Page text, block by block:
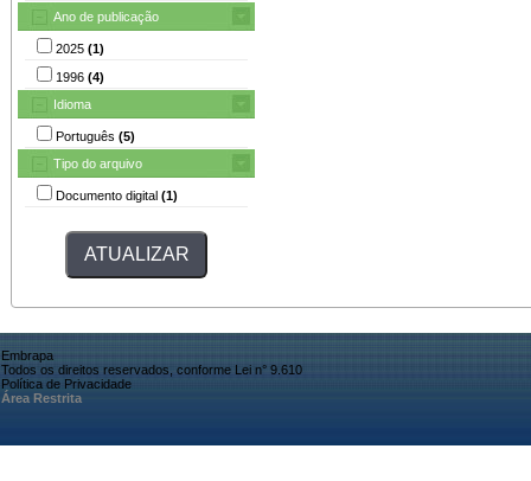
Ano de publicação
2025 (1)
1996 (4)
Idioma
Português (5)
Tipo do arquivo
Documento digital (1)
Embrapa
Todos os direitos reservados, conforme Lei n° 9.610
Política de Privacidade
Área Restrita